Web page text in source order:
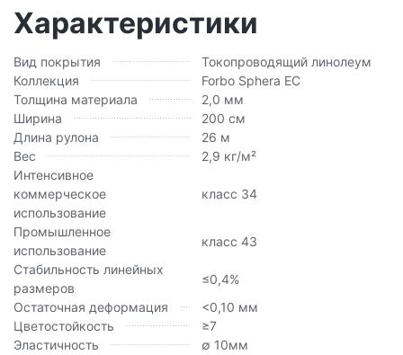
Характеристики
Вид покрытия
Токопроводящий линолеум
Коллекция
Forbo Sphera EC
Толщина материала
2,0 мм
Ширина
200 см
Длина рулона
26 м
Вес
2,9 кг/м²
Интенсивное
коммерческое
использование
класс 34
Промышленное
использование
класс 43
Стабильность линейных
размеров
≤0,4%
Остаточная деформация
<0,10 мм
Цветостойкость
≥7
Эластичность
∅ 10мм